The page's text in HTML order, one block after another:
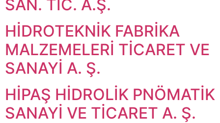
SAN. TİC. A.Ş.
HİDROTEKNİK FABRİKA
MALZEMELERİ TİCARET VE
SANAYİ A. Ş.
HİPAŞ HİDROLİK PNÖMATİK
SANAYİ VE TİCARET A. Ş.